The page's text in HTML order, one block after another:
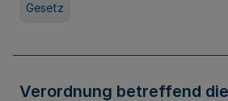
Gesetz
Verordnung betreffend